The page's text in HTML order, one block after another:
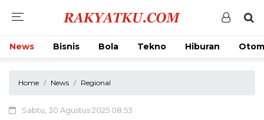
News Bisnis Bola Tekno Hiburan
Home News Regional
Sabtu, 30 Agustus 2025 08:53